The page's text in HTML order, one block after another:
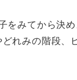
みてから決
れみの階段